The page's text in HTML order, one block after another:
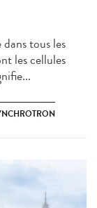
tous les
les cellules